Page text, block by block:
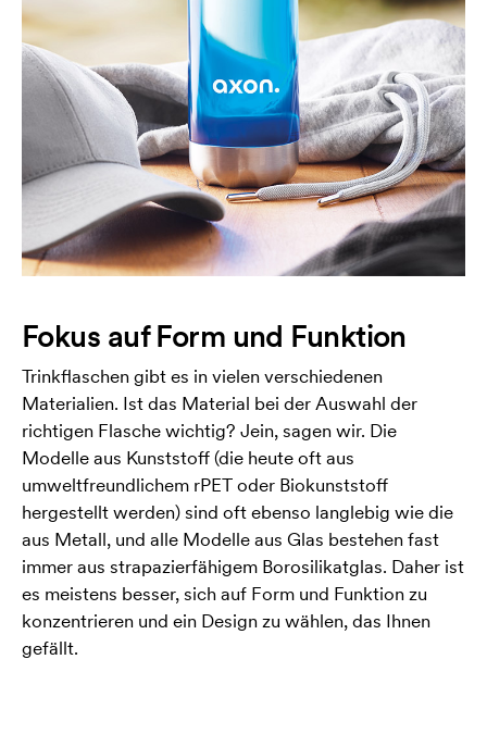
Fokus auf Form und Funktion
Trinkflaschen gibt es in vielen verschiedenen
Materialien. Ist das Material bei der Auswahl der
richtigen Flasche wichtig? Jein, sagen wir. Die
Modelle aus Kunststoff (die heute oft aus
umweltfreundlichem rPET oder Biokunststoff
hergestellt werden) sind oft ebenso langlebig wie die
aus Metall, und alle Modelle aus Glas bestehen fast
immer aus strapazierfähigem Borosilikatglas. Daher ist
es meistens besser, sich auf Form und Funktion zu
konzentrieren und ein Design zu wählen, das Ihnen
gefällt.